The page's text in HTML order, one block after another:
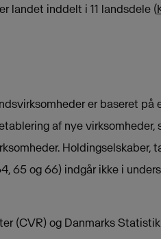
landet inddelt i 11 landsdele (
er baseret
af nye virksomheder,
Holdingselskaber,
65 og 66) indgår ikke i
(CVR) og Danmarks